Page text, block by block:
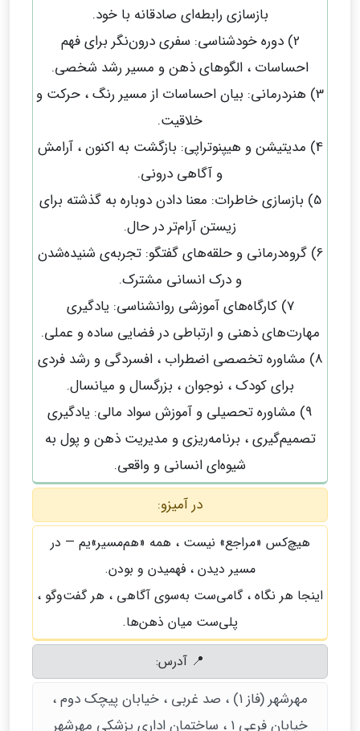
بازسازی رابطه‌ای صادقانه با خود.
2) دوره‌ خودشناسی: سفری درون‌نگر برای فهم
احساسات ، الگوهای ذهن و مسیر رشد شخصی.
3) هنردرمانی: بیان احساسات از مسیر رنگ ، حرکت و
خلاقیت.
4) مدیتیشن و هیپنوتراپی: بازگشت به اکنون ، آرامش
و آگاهی درونی.
5) بازسازی خاطرات: معنا دادن دوباره به گذشته برای
زیستن آرام‌تر در حال.
6) گروه‌درمانی و حلقه‌های گفتگو: تجربه‌ی شنیده‌شدن
و درک انسانی مشترک.
7) کارگاه‌های آموزشی روانشناسی: یادگیری
مهارت‌های ذهنی و ارتباطی در فضایی ساده و عملی.
8) مشاوره تخصصی اضطراب ، افسردگی و رشد فردی
برای کودک ، نوجوان ، بزرگسال و میانسال.
9) مشاوره تحصیلی و آموزش سواد مالی: یادگیری
تصمیم‌گیری ، برنامه‌ریزی و مدیریت ذهن و پول به
شیوه‌ای انسانی و واقعی.
در آمیزو:
هیچ‌کس «مراجع» نیست ، همه «هم‌مسیر»یم — در
مسیر دیدن ، فهمیدن و بودن.
اینجا هر نگاه ، گامی‌ست به‌سوی آگاهی ، هر گفت‌وگو ،
پلی‌ست میان ذهن‌ها.
📍 آدرس:
مهرشهر (فاز ۱) ، صد غربی ، خیابان پیچک دوم ،
خیابان فرعی ۱ ، ساختمان اداری پزشکی مهرشهر